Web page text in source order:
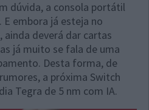
dúvida, a consola portátil
embora já esteja no
ainda deverá dar cartas
já muito se fala de uma
Desta forma, de
a próxima Switch
Tegra de 5 nm com IA.